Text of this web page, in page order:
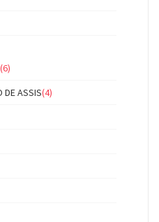
(6)
ASSIS(4)